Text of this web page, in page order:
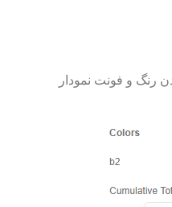
رنگ و فونت نمودار